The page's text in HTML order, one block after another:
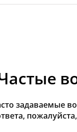
задаваемые